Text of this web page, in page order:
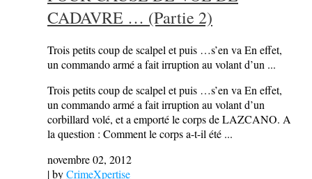
CADAVRE … (Partie 2)
Trois petits coup de scalpel et puis …s’en va En effet,
un commando armé a fait irruption au volant d’un ...
Trois petits coup de scalpel et puis …s’en va En effet,
un commando armé a fait irruption au volant d’un
corbillard volé, et a emporté le corps de LAZCANO. A
la question : Comment le corps a-t-il été ...
novembre 02, 2012
| byCrimeXpertise